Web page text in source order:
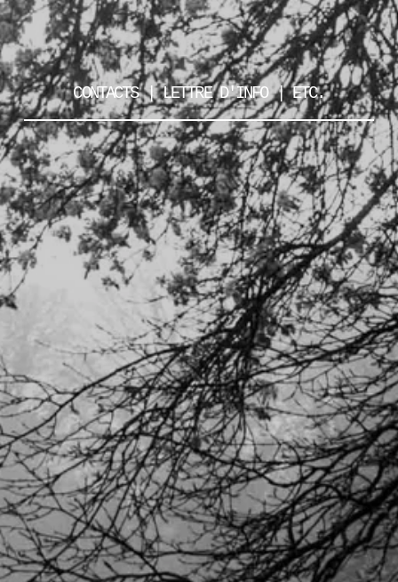
CONTACTS | LETTRE D'INFO | ETC.